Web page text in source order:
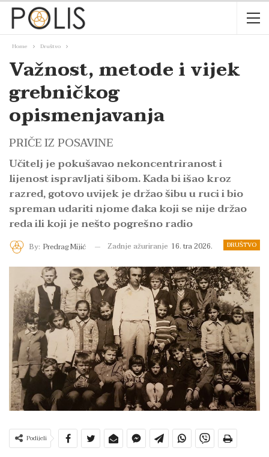
Home Društvo
Važnost, metode i vijek
grebničkog
opismenjavanja
PRIČE IZ POSAVINE
Učitelj je pokušavao nekoncentriranost i
lijenost ispravljati šibom. Kada bi išao kroz
razred, gotovo uvijek je držao šibu u ruci i bio
spreman udariti njome đaka koji se nije držao
reda ili koji je nešto pogrešno radio
DRUŠTVO
By: Predrag Mijić Zadnje ažuriranje 16. tra 2026.
Podijeli